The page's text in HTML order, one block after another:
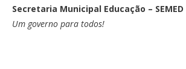
Secretaria Municipal Educação – SEMED
Um governo para todos!